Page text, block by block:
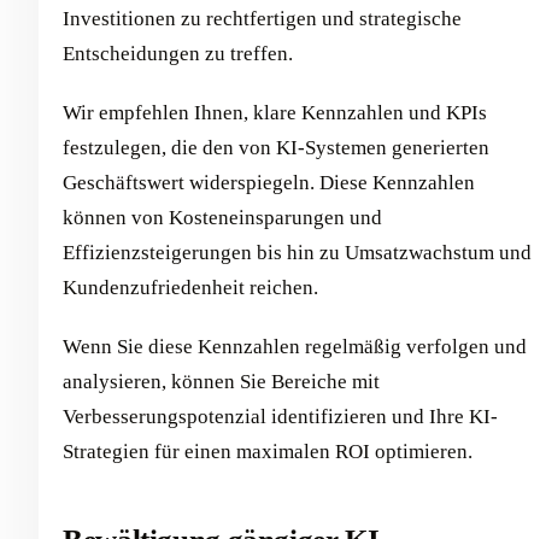
Investitionen zu rechtfertigen und strategische
Entscheidungen zu treffen.
Wir empfehlen Ihnen, klare Kennzahlen und KPIs
festzulegen, die den von KI-Systemen generierten
Geschäftswert widerspiegeln. Diese Kennzahlen
können von Kosteneinsparungen und
Effizienzsteigerungen bis hin zu Umsatzwachstum und
Kundenzufriedenheit reichen.
Wenn Sie diese Kennzahlen regelmäßig verfolgen und
analysieren, können Sie Bereiche mit
Verbesserungspotenzial identifizieren und Ihre KI-
Strategien für einen maximalen ROI optimieren.